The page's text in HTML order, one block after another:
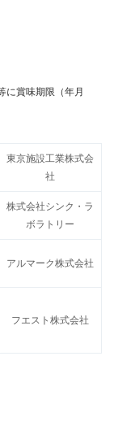
に賞味期限（年月
東京施設工業株式会
社
株式会社シンク・ラ
ボラトリー
アルマーク株式会社
フエスト株式会社